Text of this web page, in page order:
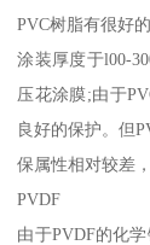
PVC树脂有很好
涂装厚度于l00-
压花涂膜;由于
良好的保护。但
保属性相对较差
PVDF
由于PVDF的化